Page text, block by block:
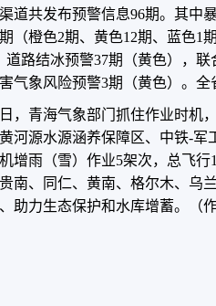
道共发布预警信息96期。其中
（橙色2期、黄色12期、蓝色1
道路结冰预警37期（黄色），
气象风险预警3期（黄色）。全
，青海气象部门抓住作业时机
河源水源涵养保障区、中铁-军
增雨（雪）作业5架次，总飞行
南、同仁、黄南、格尔木、乌
助力生态保护和水库增蓄。（